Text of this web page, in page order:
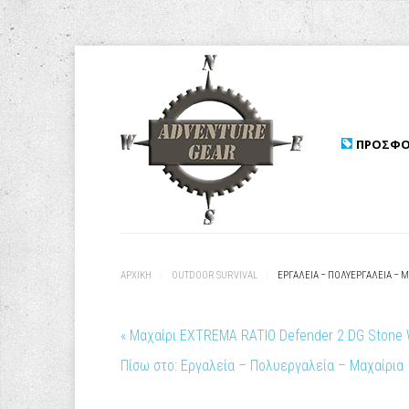
ΑΡΧΙΚΉ OUTDOOR SURVIVAL ΕΡΓΑΛΕΊΑ – ΠΟΛΥΕΡΓΑΛΕΊΑ –
« Μαχαίρι EXTREMA RATIO Defender 2 DG Stone
Πίσω στο: Εργαλεία – Πολυεργαλεία – Μαχαίρια